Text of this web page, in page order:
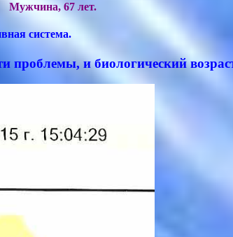
Мужчина, 67 лет.
система.
проблемы, и биологический